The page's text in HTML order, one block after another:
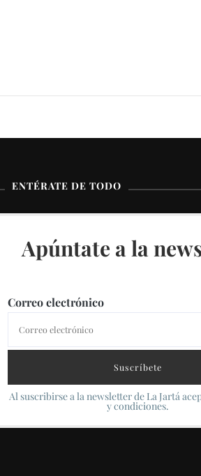
ENTÉRATE DE TODO
Apúntate a la
Correo electrónico
Al suscribirse a la newsletter de La Jartá
y condiciones.